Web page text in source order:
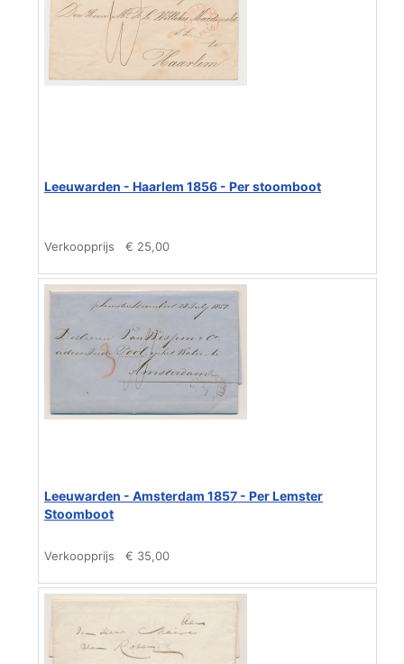
Leeuwarden - Haarlem 1856 - Per stoomboot
Verkoopprijs € 25,00
Leeuwarden - Amsterdam 1857 - Per Lemster
Stoomboot
Verkoopprijs € 35,00